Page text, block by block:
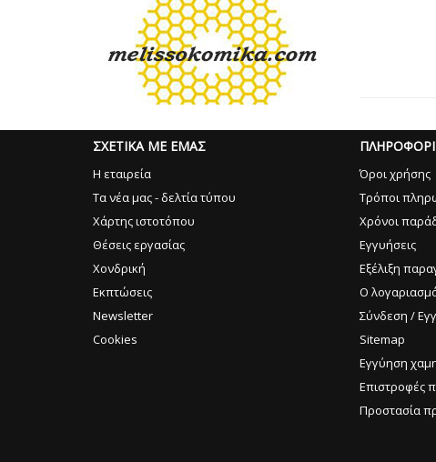
ΣΧΕΤΙΚΑ ΜΕ ΕΜΑΣ
Η εταιρεία
Τα νέα μας - δελτία τύπου
Χάρτης ιστοτόπου
Θέσεις εργασίας
Χονδρική
Εκπτώσεις
Newsletter
Cookies
Όροι χρήσης
Τρόποι
Χρόνοι
Εγγυήσεις
Εξέλιξη
Ο
Σύνδεση /
Sitemap
Εγγύηση
Επιστροφές
Προστασία